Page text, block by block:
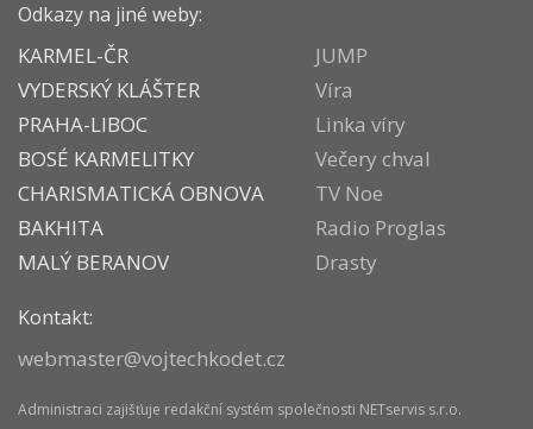
Odkazy na jiné weby:
KARMEL-ČR
VYDERSKÝ KLÁŠTER
PRAHA-LIBOC
BOSÉ KARMELITKY
CHARISMATICKÁ OBNOVA
BAKHITA
MALÝ BERANOV
JUMP
Víra
Linka víry
Večery chval
TV Noe
Radio Proglas
Drasty
Kontakt:
webmaster@vojtechkodet.cz
Administraci zajišťuje redakční systém společnosti NETservis s.r.o.